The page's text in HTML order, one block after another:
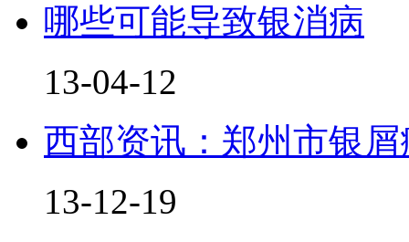
哪些可能导致银消病
13-04-12
西部资讯：郑州市银
13-12-19